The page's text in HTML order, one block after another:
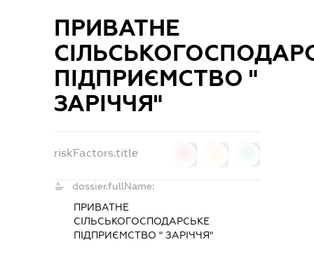
ПРИВАТНЕ
ПІДПРИЄМСТВО "
ЗАРІЧЧЯ"
riskFactors.title
dossier.fullName:
ПРИВАТНЕ
СІЛЬСЬКОГОСПОДАРСЬКЕ
ПІДПРИЄМСТВО " ЗАРІЧЧЯ"